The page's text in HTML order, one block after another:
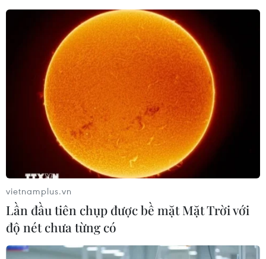
thông tại tỉnh Sơn La
06/08/2026 09:48
ở Nam Cát Tiên
06/08/2026 09:45
Bão Dolphin hướng vào
miền Đông Trung Quốc,
cảnh báo mưa lớn trên
06/08/2026 08:36
Mở 1 cửa xả đáy hồ thủy
điện Hòa Bình vào 16 giờ
ngày 6/8
vietnamplus.vn
Lần đầu tiên chụp được bề mặt Mặt Trời với
độ nét chưa từng có